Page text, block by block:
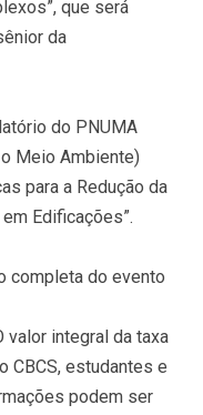
que será
da
do PNUMA
Meio Ambiente)
para a Redução da
Edificações”.
completa do evento
valor integral da taxa
CBCS, estudantes e
podem ser